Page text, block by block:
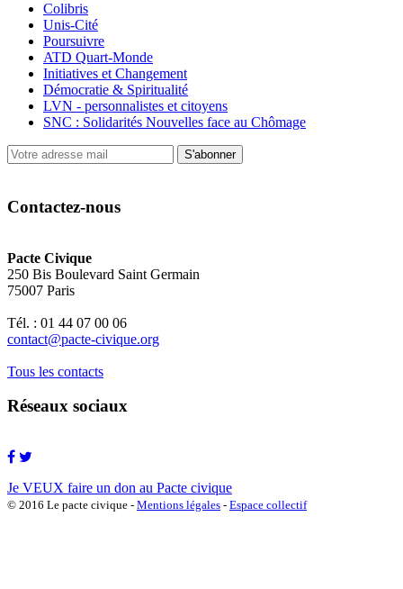
Colibris
Unis-Cité
Poursuivre
ATD Quart-Monde
Initiatives et Changement
Démocratie & Spiritualité
LVN - personnalistes et citoyens
SNC : Solidarités Nouvelles face au Chômage
S'abonner
Contactez-nous
Pacte Civique
250 Bis Boulevard Saint Germain
75007 Paris
Tél. : 01 44 07 00 06
contact@pacte-civique.org
Tous les contacts
Réseaux sociaux
Je VEUX faire un don au Pacte civique
© 2016 Le pacte civique - Mentions légales - Espace collectif